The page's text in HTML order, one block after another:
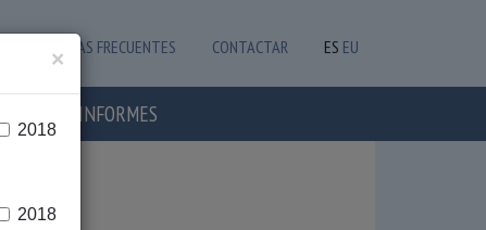
PREGUNTAS FRECUENTES CONTACTAR ES EU
NOTICIAS E INFORMES
×
2018
2018